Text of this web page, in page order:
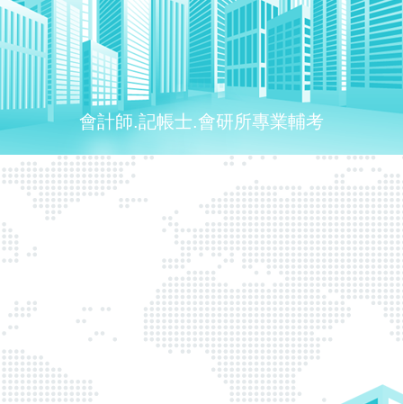
會計師.記帳士.會研所專業輔考